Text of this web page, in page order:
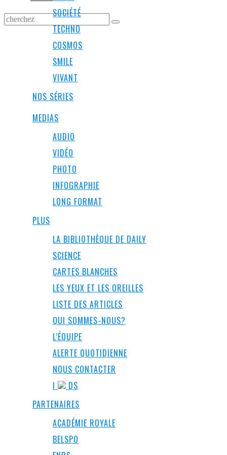
SOCIÉTÉ
TECHNO
COSMOS
SMILE
VIVANT
NOS SÉRIES
MEDIAS
AUDIO
VIDÉO
PHOTO
INFOGRAPHIE
LONG FORMAT
PLUS
LA BIBLIOTHÈQUE DE DAILY
SCIENCE
CARTES BLANCHES
LES YEUX ET LES OREILLES
LISTE DES ARTICLES
QUI SOMMES-NOUS?
L’ÉQUIPE
ALERTE QUOTIDIENNE
NOUS CONTACTER
I
DS
PARTENAIRES
ACADÉMIE ROYALE
BELSPO